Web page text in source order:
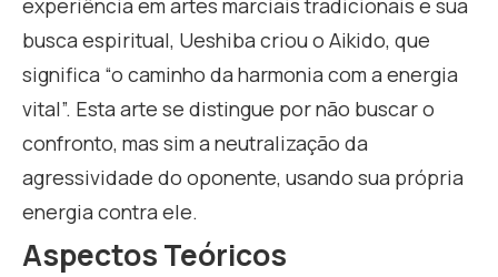
experiência em artes marciais tradicionais e sua
busca espiritual, Ueshiba criou o Aikido, que
significa “o caminho da harmonia com a energia
vital”. Esta arte se distingue por não buscar o
confronto, mas sim a neutralização da
agressividade do oponente, usando sua própria
energia contra ele.
Aspectos Teóricos